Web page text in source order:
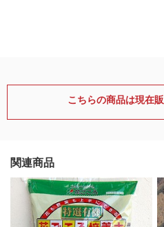
こちらの商品は現在
関連商品